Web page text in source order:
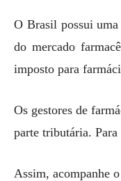
O Brasil possui
do mercado
imposto para
Os gestores de
parte tributária. Para
Assim, acompanhe